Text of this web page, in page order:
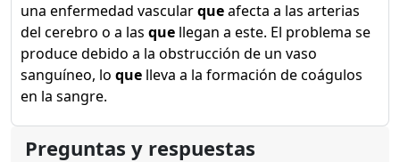
una enfermedad vascularqueafecta a las arterias
del cerebro o a las que llegan a este. El problema se
produce debido a la obstrucción de un vaso
sanguíneo, lo que lleva a la formación de coágulos
en la sangre.
Preguntas y respuestas